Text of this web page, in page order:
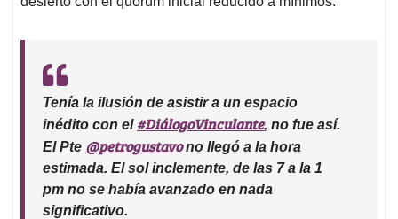
Tenía la ilusión de asistir a un espacio
inédito con el #DiálogoVinculante, no fue así.
El Pte @petrogustavono llegó a la hora
estimada. El sol inclemente, de las 7 a la 1
pm no se había avanzado en nada
significativo.